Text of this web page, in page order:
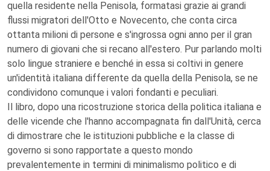
quella residente nella Penisola, formatasi grazie ai grandi
flussi migratori dell'Otto e Novecento, che conta circa
ottanta milioni di persone e s'ingrossa ogni anno per il gran
numero di giovani che si recano all'estero. Pur parlando molti
solo lingue straniere e benché in essa si coltivi in genere
un'identità italiana differente da quella della Penisola, se ne
condividono comunque i valori fondanti e peculiari.
Il libro, dopo una ricostruzione storica della politica italiana e
delle vicende che l'hanno accompagnata fin dall'Unità, cerca
di dimostrare che le istituzioni pubbliche e la classe di
governo si sono rapportate a questo mondo
prevalentemente in termini di minimalismo politico e di